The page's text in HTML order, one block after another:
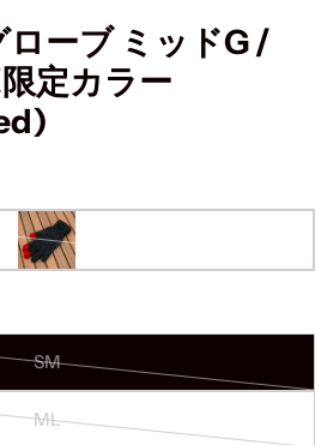
ーブ ミッドG /
定カラー
Variant
or
unavailable
SM
Variant
out
ML
Variant